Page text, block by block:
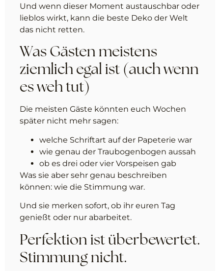
Und wenn dieser Moment austauschbar oder
lieblos wirkt, kann die beste Deko der Welt
das nicht retten.
Was Gästen meistens
ziemlich egal ist (auch wenn
es weh tut)
Die meisten Gäste könnten euch Wochen
später nicht mehr sagen:
welche Schriftart auf der Papeterie war
wie genau der Traubogenbogen aussah
ob es drei oder vier Vorspeisen gab
Was sie aber sehr genau beschreiben
können: wie die Stimmung war.
Und sie merken sofort, ob ihr euren Tag
genießt oder nur abarbeitet.
Perfektion ist überbewertet.
Stimmung nicht.